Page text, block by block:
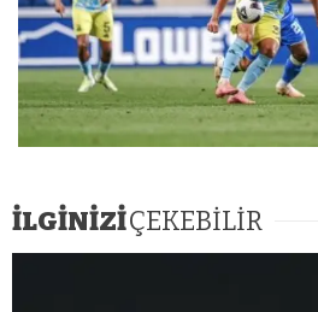
İLGİNİZİÇEKEBİLİR